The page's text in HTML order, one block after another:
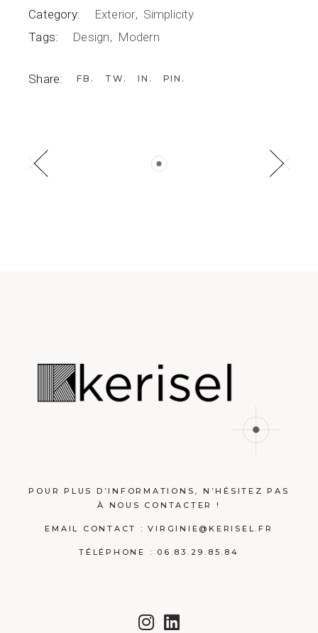
Category:
Exterior Simplicity
Tags:
Design Modern
Share: FB TW IN PIN
POUR PLUS D’INFORMATIONS, N’HÉSITEZ PAS
À NOUS CONTACTER !
EMAIL CONTACT :VIRGINIE@KERISEL.FR
TÉLÉPHONE : 06.83.29.85.84